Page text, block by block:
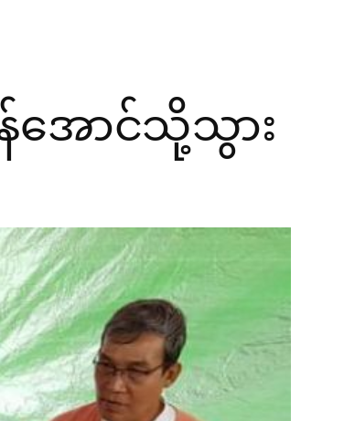
အောင်သို့သွား